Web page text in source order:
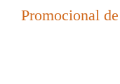
Promocional